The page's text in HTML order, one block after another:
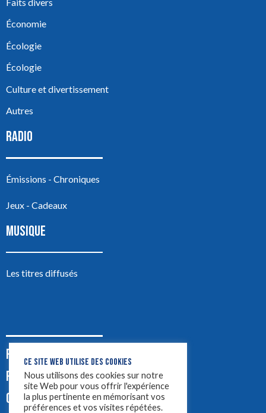
Économie
Écologie
Écologie
Culture et divertissement
Autres
RADIO
Émissions - Chroniques
Jeux - Cadeaux
MUSIQUE
Les titres diffusés
PODCASTS
PUB
CONTACT
CE SITE WEB UTILISE DES COOKIES
Nous utilisons des cookies sur notre
site Web pour vous offrir l'expérience
la plus pertinente en mémorisant vos
préférences et vos visites répétées.